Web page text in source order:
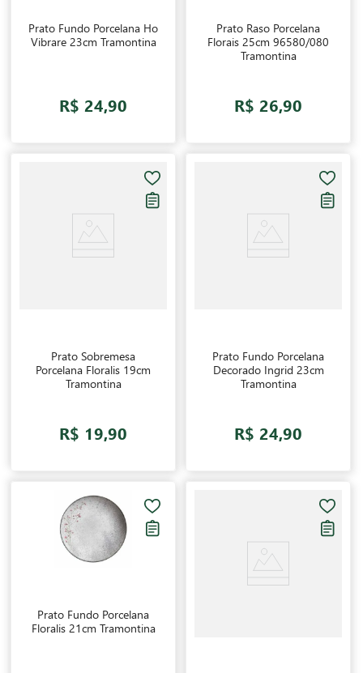
Prato Fundo Porcelana Ho
Vibrare 23cm Tramontina
R$ 24,90
Prato Raso Porcelana
Florais 25cm 96580/080
Tramontina
R$ 26,90
Prato Sobremesa
Porcelana Floralis 19cm
Tramontina
R$ 19,90
Prato Fundo Porcelana
Decorado Ingrid 23cm
Tramontina
R$ 24,90
Prato Fundo Porcelana
Floralis 21cm Tramontina